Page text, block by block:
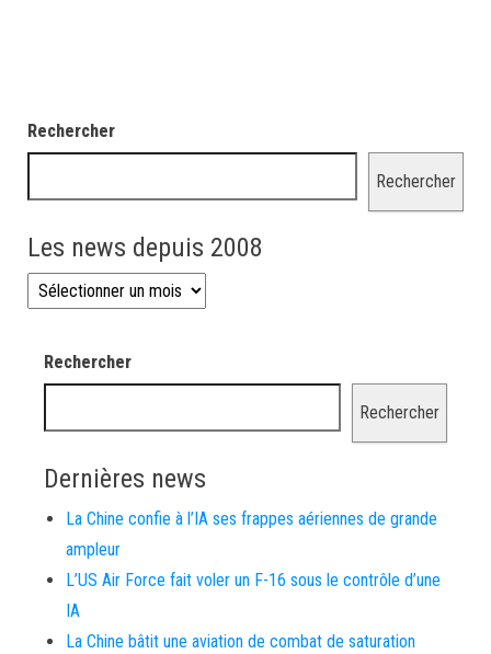
Rechercher
Rechercher
Les news depuis 2008
Les news depuis 2008
Rechercher
Rechercher
Dernières news
La Chine confie à l’IA ses frappes aériennes de grande
ampleur
L’US Air Force fait voler un F-16 sous le contrôle d’une
IA
La Chine bâtit une aviation de combat de saturation